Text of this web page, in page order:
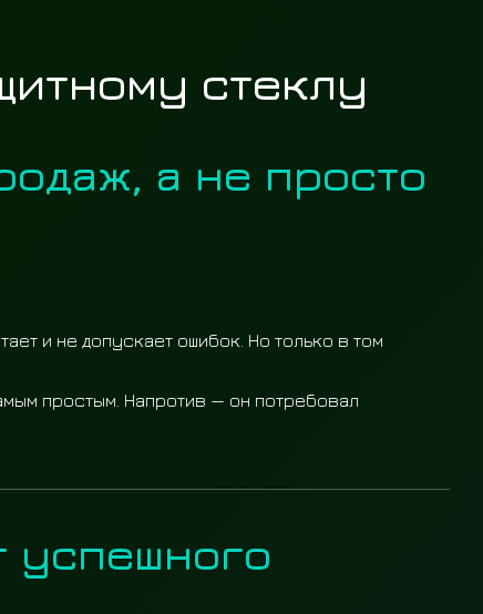
стеклу
а не просто
и не допускает ошибок. Но только в том
простым. Напротив — он потребовал
успешного